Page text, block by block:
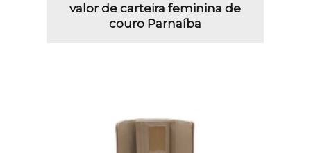
valor de carteira feminina de
couro Parnaíba